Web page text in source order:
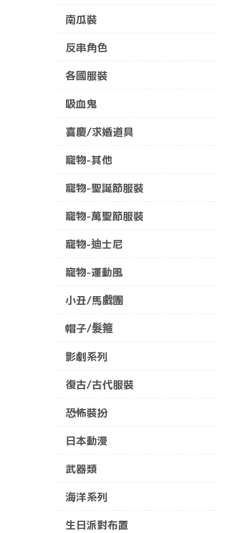
南瓜裝
反串角色
各國服裝
吸血鬼
喜慶/求婚道具
寵物-其他
寵物-聖誕節服裝
寵物-萬聖節服裝
寵物-迪士尼
寵物-運動風
小丑/馬戲團
帽子/髮箍
影劇系列
復古/古代服裝
恐怖裝扮
日本動漫
武器類
海洋系列
生日派對布置